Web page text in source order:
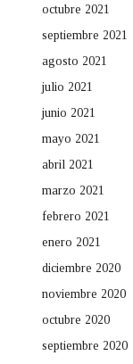
octubre 2021
septiembre 2021
agosto 2021
julio 2021
junio 2021
mayo 2021
abril 2021
marzo 2021
febrero 2021
enero 2021
diciembre 2020
noviembre 2020
octubre 2020
septiembre 2020